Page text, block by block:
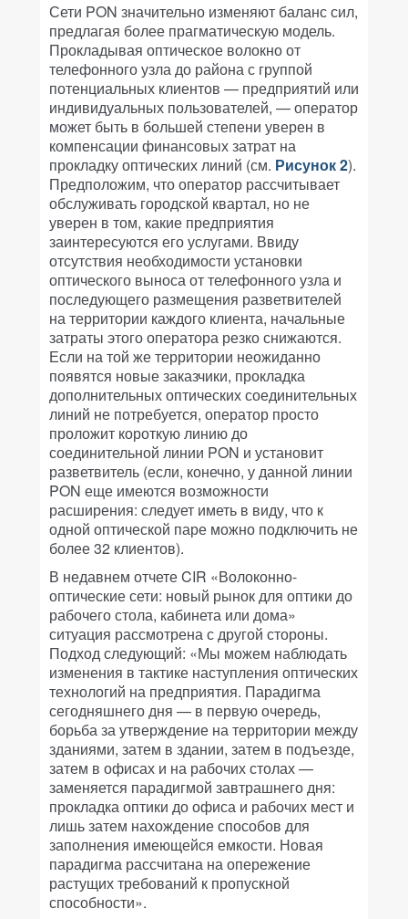
Сети PON значительно изменяют баланс сил,
предлагая более прагматическую модель.
Прокладывая оптическое волокно от
телефонного узла до района с группой
потенциальных клиентов — предприятий или
индивидуальных пользователей, — оператор
может быть в большей степени уверен в
компенсации финансовых затрат на
прокладку оптических линий (см. Рисунок 2).
Предположим, что оператор рассчитывает
обслуживать городской квартал, но не
уверен в том, какие предприятия
заинтересуются его услугами. Ввиду
отсутствия необходимости установки
оптического выноса от телефонного узла и
последующего размещения разветвителей
на территории каждого клиента, начальные
затраты этого оператора резко снижаются.
Если на той же территории неожиданно
появятся новые заказчики, прокладка
дополнительных оптических соединительных
линий не потребуется, оператор просто
проложит короткую линию до
соединительной линии PON и установит
разветвитель (если, конечно, у данной линии
PON еще имеются возможности
расширения: следует иметь в виду, что к
одной оптической паре можно подключить не
более 32 клиентов).
В недавнем отчете CIR «Волоконно-
оптические сети: новый рынок для оптики до
рабочего стола, кабинета или дома»
ситуация рассмотрена с другой стороны.
Подход следующий: «Мы можем наблюдать
изменения в тактике наступления оптических
технологий на предприятия. Парадигма
сегодняшнего дня — в первую очередь,
борьба за утверждение на территории между
зданиями, затем в здании, затем в подъезде,
затем в офисах и на рабочих столах —
заменяется парадигмой завтрашнего дня:
прокладка оптики до офиса и рабочих мест и
лишь затем нахождение способов для
заполнения имеющейся емкости. Новая
парадигма рассчитана на опережение
растущих требований к пропускной
способности».